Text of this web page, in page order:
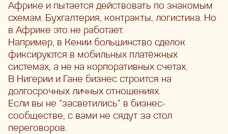
Африке и пытается действовать по знакомым
схемам. Бухгалтерия, контракты, логистика. Но
в Африке это не работает.
Например, в Кении большинство сделок
фиксируются в мобильных платёжных
системах, а не на корпоративных счетах.
В Нигерии и Гане бизнес строится на
долгосрочных личных отношениях.
Если вы не “засветились” в бизнес-
сообществе, с вами не сядут за стол
переговоров.